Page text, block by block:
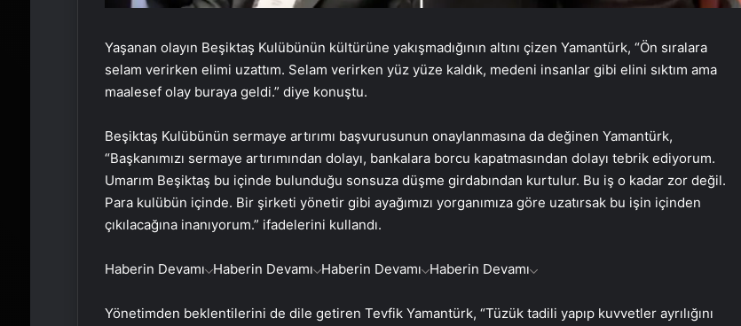
Yaşanan olayın Beşiktaş Kulübünün kültürüne yakışmadığının altını çizen Yamantürk, “Ön sıralara
selam verirken elimi uzattım. Selam verirken yüz yüze kaldık, medeni insanlar gibi elini sıktım ama
maalesef olay buraya geldi.” diye konuştu.
Beşiktaş Kulübünün sermaye artırımı başvurusunun onaylanmasına da değinen Yamantürk,
“Başkanımızı sermaye artırımından dolayı, bankalara borcu kapatmasından dolayı tebrik ediyorum.
Umarım Beşiktaş bu içinde bulunduğu sonsuza düşme girdabından kurtulur. Bu iş o kadar zor değil.
Para kulübün içinde. Bir şirketi yönetir gibi ayağımızı yorganımıza göre uzatırsak bu işin içinden
çıkılacağına inanıyorum.” ifadelerini kullandı.
Haberin Devamı Haberin Devamı Haberin Devamı Haberin Devamı
Yönetimden beklentilerini de dile getiren Tevfik Yamantürk, “Tüzük tadili yapıp kuvvetler ayrılığını